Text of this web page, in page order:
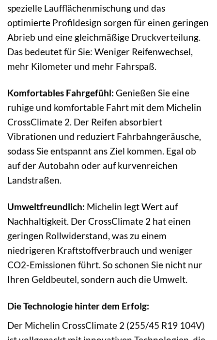
spezielle Laufflächenmischung und das
optimierte Profildesign sorgen für einen geringen
Abrieb und eine gleichmäßige Druckverteilung.
Das bedeutet für Sie: Weniger Reifenwechsel,
mehr Kilometer und mehr Fahrspaß.
Komfortables Fahrgefühl: Genießen Sie eine
ruhige und komfortable Fahrt mit dem Michelin
CrossClimate 2. Der Reifen absorbiert
Vibrationen und reduziert Fahrbahngeräusche,
sodass Sie entspannt ans Ziel kommen. Egal ob
auf der Autobahn oder auf kurvenreichen
Landstraßen.
Umweltfreundlich: Michelin legt Wert auf
Nachhaltigkeit. Der CrossClimate 2 hat einen
geringen Rollwiderstand, was zu einem
niedrigeren Kraftstoffverbrauch und weniger
CO2-Emissionen führt. So schonen Sie nicht nur
Ihren Geldbeutel, sondern auch die Umwelt.
Die Technologie hinter dem Erfolg:
Der Michelin CrossClimate 2 (255/45 R19 104V)